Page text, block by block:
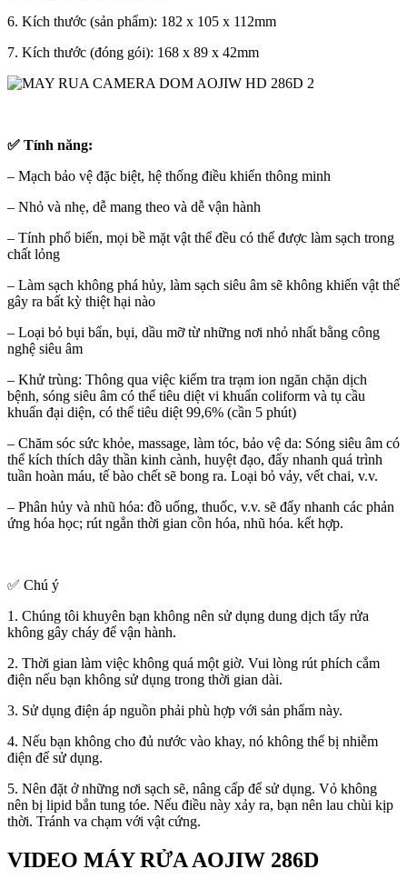
6. Kích thước (sản phẩm): 182 x 105 x 112mm
7. Kích thước (đóng gói): 168 x 89 x 42mm
✅ Tính năng:
– Mạch bảo vệ đặc biệt, hệ thống điều khiển thông minh
– Nhỏ và nhẹ, dễ mang theo và dễ vận hành
– Tính phổ biến, mọi bề mặt vật thể đều có thể được làm sạch trong
chất lỏng
– Làm sạch không phá hủy, làm sạch siêu âm sẽ không khiến vật thể
gây ra bất kỳ thiệt hại nào
– Loại bỏ bụi bẩn, bụi, dầu mỡ từ những nơi nhỏ nhất bằng công
nghệ siêu âm
– Khử trùng: Thông qua việc kiểm tra trạm ion ngăn chặn dịch
bệnh, sóng siêu âm có thể tiêu diệt vi khuẩn coliform và tụ cầu
khuẩn đại diện, có thể tiêu diệt 99,6% (cần 5 phút)
– Chăm sóc sức khỏe, massage, làm tóc, bảo vệ da: Sóng siêu âm có
thể kích thích dây thần kinh cành, huyệt đạo, đẩy nhanh quá trình
tuần hoàn máu, tế bào chết sẽ bong ra. Loại bỏ vảy, vết chai, v.v.
– Phân hủy và nhũ hóa: đồ uống, thuốc, v.v. sẽ đẩy nhanh các phản
ứng hóa học; rút ngắn thời gian cồn hóa, nhũ hóa. kết hợp.
✅ Chú ý
1. Chúng tôi khuyên bạn không nên sử dụng dung dịch tẩy rửa
không gây cháy để vận hành.
2. Thời gian làm việc không quá một giờ. Vui lòng rút phích cắm
điện nếu bạn không sử dụng trong thời gian dài.
3. Sử dụng điện áp nguồn phải phù hợp với sản phẩm này.
4. Nếu bạn không cho đủ nước vào khay, nó không thể bị nhiễm
điện để sử dụng.
5. Nên đặt ở những nơi sạch sẽ, nâng cấp để sử dụng. Vỏ không
nên bị lipid bắn tung tóe. Nếu điều này xảy ra, bạn nên lau chùi kịp
thời. Tránh va chạm với vật cứng.
VIDEO MÁY RỬA AOJIW 286D